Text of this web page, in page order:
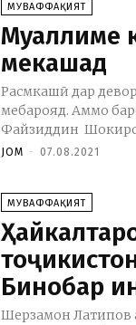
МУВАФФАҚИЯТ
Муаллиме
мекашад
Расмкашӣ дар девор
мебарояд. Аммо
Файзиддин
JOM - 07.08.2021
МУВАФФАҚИЯТ
Бинобар
Шерзамон Латипов